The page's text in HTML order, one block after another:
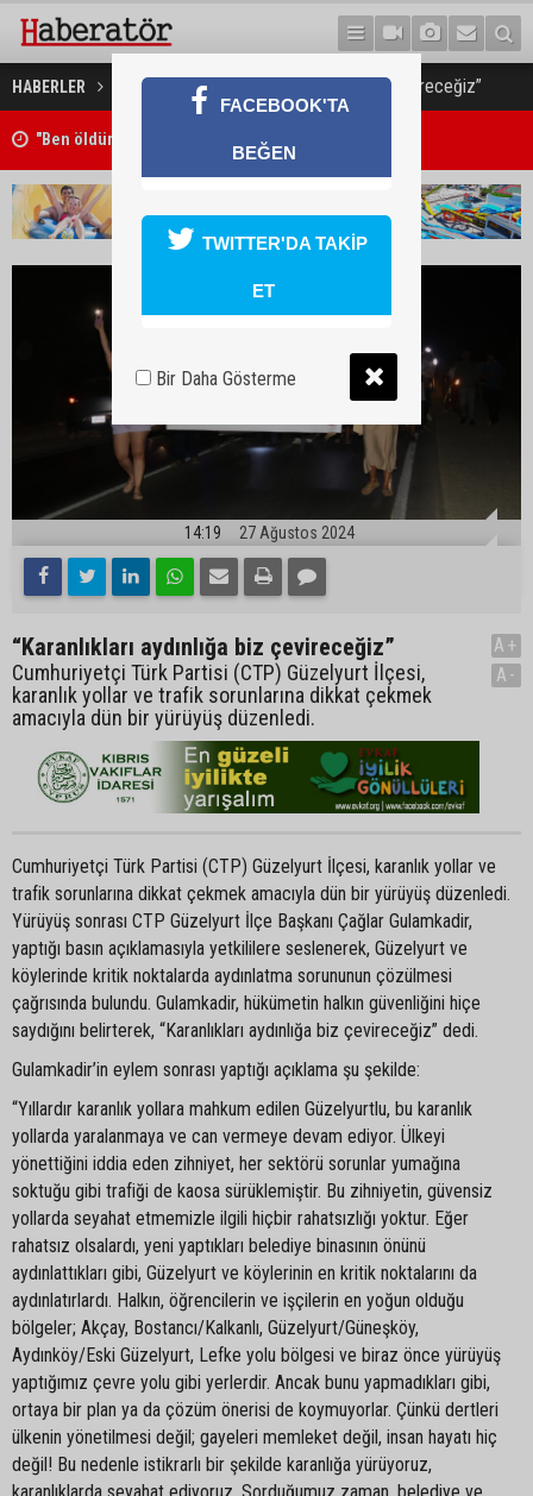
HABERLER GÜNDEM “Karanlıkları aydınlığa biz çevireceğiz”
"Ben öldürdüm"
14:19 27 Ağustos 2024
“Karanlıkları aydınlığa biz çevireceğiz”
Cumhuriyetçi Türk Partisi (CTP) Güzelyurt İlçesi,
karanlık yollar ve trafik sorunlarına dikkat çekmek
amacıyla dün bir yürüyüş düzenledi.
A+
A-
Cumhuriyetçi Türk Partisi (CTP) Güzelyurt İlçesi, karanlık yollar ve
trafik sorunlarına dikkat çekmek amacıyla dün bir yürüyüş düzenledi.
Yürüyüş sonrası CTP Güzelyurt İlçe Başkanı Çağlar Gulamkadir,
yaptığı basın açıklamasıyla yetkililere seslenerek, Güzelyurt ve
köylerinde kritik noktalarda aydınlatma sorununun çözülmesi
çağrısında bulundu. Gulamkadir, hükümetin halkın güvenliğini hiçe
saydığını belirterek, “Karanlıkları aydınlığa biz çevireceğiz” dedi.
Gulamkadir’in eylem sonrası yaptığı açıklama şu şekilde:
“Yıllardır karanlık yollara mahkum edilen Güzelyurtlu, bu karanlık
yollarda yaralanmaya ve can vermeye devam ediyor. Ülkeyi
yönettiğini iddia eden zihniyet, her sektörü sorunlar yumağına
soktuğu gibi trafiği de kaosa sürüklemiştir. Bu zihniyetin, güvensiz
yollarda seyahat etmemizle ilgili hiçbir rahatsızlığı yoktur. Eğer
rahatsız olsalardı, yeni yaptıkları belediye binasının önünü
aydınlattıkları gibi, Güzelyurt ve köylerinin en kritik noktalarını da
aydınlatırlardı. Halkın, öğrencilerin ve işçilerin en yoğun olduğu
bölgeler; Akçay, Bostancı/Kalkanlı, Güzelyurt/Güneşköy,
Aydınköy/Eski Güzelyurt, Lefke yolu bölgesi ve biraz önce yürüyüş
yaptığımız çevre yolu gibi yerlerdir. Ancak bunu yapmadıkları gibi,
ortaya bir plan ya da çözüm önerisi de koymuyorlar. Çünkü dertleri
ülkenin yönetilmesi değil; gayeleri memleket değil, insan hayatı hiç
değil! Bu nedenle istikrarlı bir şekilde karanlığa yürüyoruz,
karanlıklarda seyahat ediyoruz. Sorduğumuz zaman, belediye ve
FACEBOOK'TA
BEĞEN
TWITTER'DA TAKİP
ET
Bir Daha Gösterme